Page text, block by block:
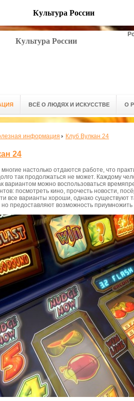
Культура России
Культура России
ВСЁ О ЛЮДЯХ И ИСКУССТВЕ О
информация Клуб Вулкан 24
24
настолько отдаются работе, что
так продолжаться не может. Каждому
вариантом можно воспользоваться
посмотреть кино, прочесть новости,
все варианты хороши, однако существуют
предоставляют возможность приумножить